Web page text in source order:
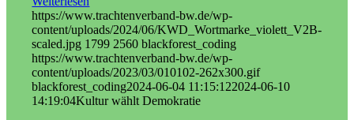
https://www.trachtenverband-bw.de/wp-
content/uploads/2024/06/KWD_Wortmarke_violett_V2B-
scaled.jpg 1799 2560 blackforest_coding
https://www.trachtenverband-bw.de/wp-
content/uploads/2023/03/010102-262x300.gif
blackforest_coding2024-06-04 11:15:122024-06-10
14:19:04Kultur wählt Demokratie